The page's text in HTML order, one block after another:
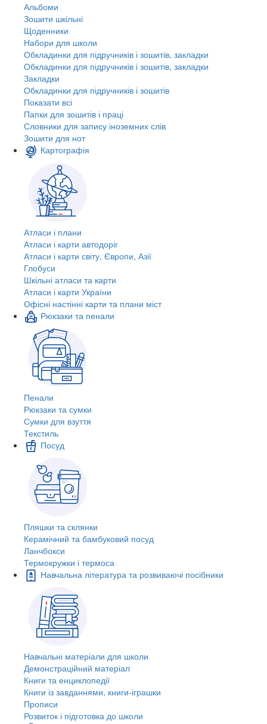
Альбоми
Зошити шкільні
Щоденники
Набори для школи
Обкладинки для підручників і зошитів, закладки
Обкладинки для підручників і зошитів, закладки
Закладки
Обкладинки для підручників і зошитів
Показати всі
Папки для зошитів і праці
Словники для запису іноземних слів
Зошити для нот
Картографія
Атласи і плани
Атласи і карти автодоріг
Атласи і карти світу, Європи, Азії
Глобуси
Шкільні атласи та карти
Атласи і карти України
Офісні настінні карти та плани міст
Рюкзаки та пенали
Пенали
Рюкзаки та сумки
Сумки для взуття
Текстиль
Посуд
Пляшки та склянки
Керамічний та бамбуковий посуд
Ланчбокси
Термокружки і термоса
Навчальна література та розвиваючі посібники
Навчальні матеріали для школи
Демонстраційний матеріал
Книги та енциклопедії
Книги із завданнями, книги-іграшки
Прописи
Розвиток і підготовка до школи